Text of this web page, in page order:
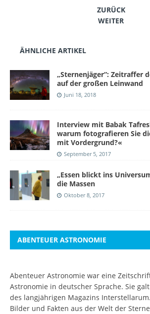
ZURÜCK
WEITER
ÄHNLICHE ARTIKEL
„Sternenjäger“: Zeitraffer
auf der großen Leinwand
Juni 18, 2018
Interview mit Babak
warum fotografieren Sie
mit Vordergrund?«
September 5, 2017
„Essen blickt ins
die Massen
Oktober 8, 2017
ABENTEUER ASTRONOMIE
Abenteuer Astronomie war eine
Astronomie in deutscher Sprache. Sie
des langjährigen Magazins
Bilder und Fakten aus der Welt der